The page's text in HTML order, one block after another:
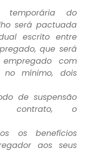
temporária do
será pactuada
escrito entre
que será
com
no mínimo, dois
de suspensão
contrato, o
os benefícios
aos seus